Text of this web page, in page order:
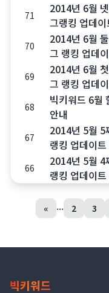
71
2014년 6월
그랭킹 업데
70
2014년 6월
그 랭킹 업데
69
2014년 6월
그 랭킹 업데
68
빅키워드 6월
안내
67
2014년 5월 5
랭킹 업데이
66
2014년 5월 4
랭킹 업데이
« ... 2 3
빅키워드